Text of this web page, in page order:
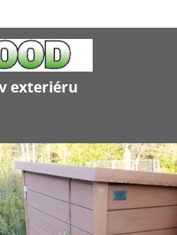
exteriéru